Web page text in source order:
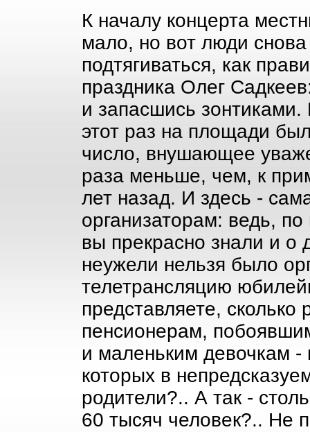
К началу концерта
мало, но вот люди
подтягиваться, как
праздника Олег
и запасшись
этот раз на площади
число, внушающее
раза меньше, чем, к
лет назад. И здесь -
организаторам: ведь,
вы прекрасно знали и о
неужели нельзя было
телетрансляцию
представляете,
пенсионерам,
и маленьким девочкам
которых в
родители?.. А так -
60 тысяч человек?.. Не